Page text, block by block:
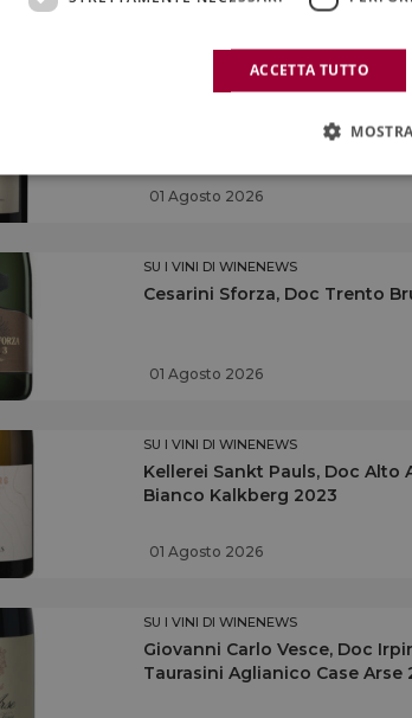
SU I VINI DI WINENEWS
01 Agosto 2026
SU I VINI DI WINENEWS
Cesarini Sforza, Doc Trento
01 Agosto 2026
SU I VINI DI WINENEWS
Kellerei Sankt Pauls, Doc Alto
Bianco Kalkberg 2023
01 Agosto 2026
SU I VINI DI WINENEWS
Giovanni Carlo Vesce, Doc
Taurasini Aglianico Case Arse
ACCETTA TUTTO